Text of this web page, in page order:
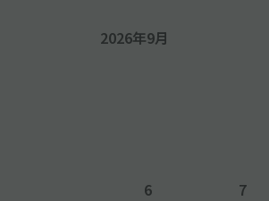
2026年9月
6 7